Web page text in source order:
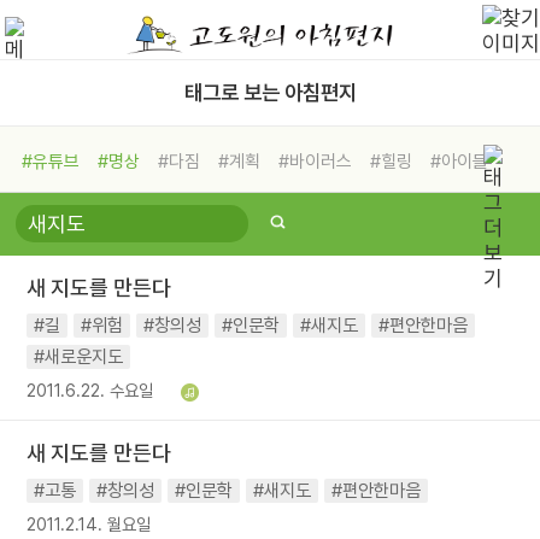
태그로 보는 아침편지
#유튜브 #명상 #다짐 #계획 #바이러스 #힐링
#아이들
#비전캠프
#독서캠프 #삶
#희망
#나눔 #친구 #링컨학교
#독서
#건강 #면역력
새 지도를 만든다
#길 #위험 #창의성 #인문학 #새지도
#편안한마음
#새로운지도
2011.6.22. 수요일
새 지도를 만든다
#고통 #창의성 #인문학 #새지도 #편안한마음
2011.2.14. 월요일